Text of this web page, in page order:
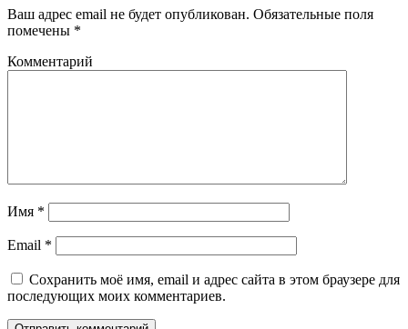
Ваш адрес email не будет опубликован. Обязательные поля
помечены *
Комментарий
Имя *
Email *
Сохранить моё имя, email и адрес сайта в этом браузере для
последующих моих комментариев.